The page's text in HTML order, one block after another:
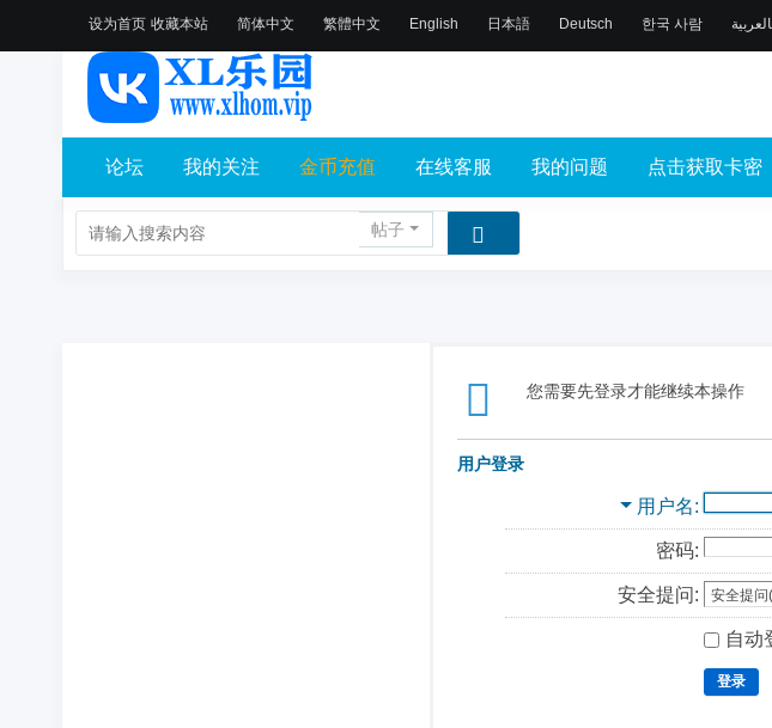
设为首页 收藏本站 简体中文 繁體中文 English 日本語 Deutsch 한국 사람
论坛 我的关注 金币充值 在线客服 我的问题 点击获取卡密
帖子
您需要先登录才能继续本操作
用户登录
用户名
密码:
安全提问:
自动
登录